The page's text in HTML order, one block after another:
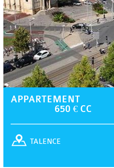
APPARTEMENT
650 € CC
TALENCE